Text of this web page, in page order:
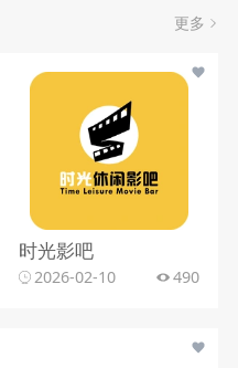
更多
时光影吧
2026-02-10 490